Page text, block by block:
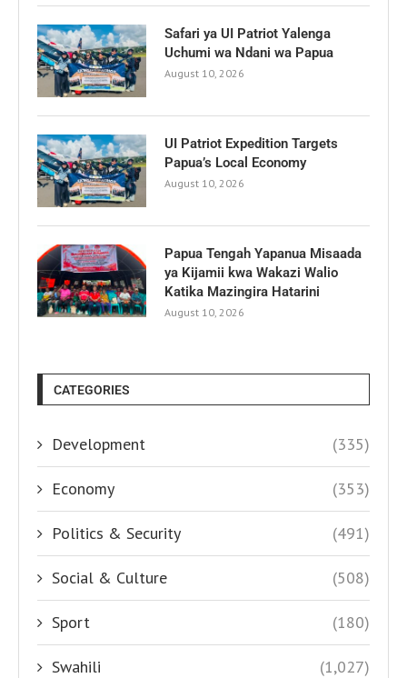
Safari ya UI Patriot Yalenga
Uchumi wa Ndani wa Papua
August 10, 2026
UI Patriot Expedition Targets
Papua’s Local Economy
August 10, 2026
Papua Tengah Yapanua Misaada
ya Kijamii kwa Wakazi Walio
Katika Mazingira Hatarini
August 10, 2026
CATEGORIES
Development (335)
Economy (353)
Politics & Security (491)
Social & Culture (508)
Sport (180)
Swahili (1,027)